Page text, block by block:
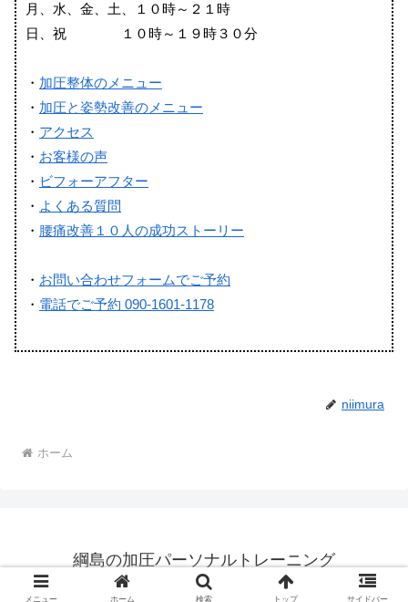
月、水、金、土、１０時～２１時
日、祝 １０時～１９時３０分
・ 加圧整体のメニュー
・ 加圧と姿勢改善のメニュー
・ アクセス
・ お客様の声
・ ビフォーアフター
・ よくある質問
・ 腰痛改善１０人の成功ストーリー
・ お問い合わせフォームでご予約
・ 電話でご予約 090-1601-1178
niimura
ホーム
綱島の加圧パーソナルトレーニング
© 2017 綱島の加圧パーソナルトレーニング.
メニュー ホーム 検索 トップ サイドバー